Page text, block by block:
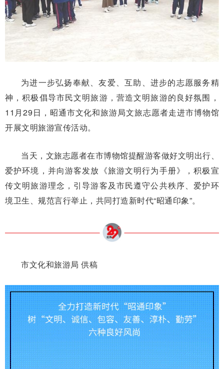
为进一步弘扬奉献、友爱、互助、进步的志愿服务精
神，积极倡导市民文明旅游，营造文明旅游的良好氛围，
11月29日，昭通市文化和旅游局文旅志愿者走进市博物馆
开展文明旅游宣传活动。
当天，文旅志愿者在市博物馆提醒游客做好文明出行、
爱护环境，并向游客发放《旅游文明行为手册》，积极宣
传文明旅游理念，引导游客及市民遵守公共秩序、爱护环
境卫生、规范言行举止，共同打造新时代“昭通印象”。
市文化和旅游局 供稿